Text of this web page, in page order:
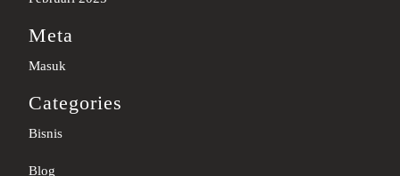
Meta
Masuk
Categories
Bisnis
Blog